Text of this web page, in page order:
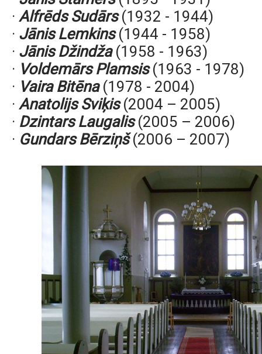
· Alfrēds Sudārs(1932 - 1944)
· Jānis Lemkins(1944 - 1958)
· Jānis Džindža(1958 - 1963)
· Voldemārs Plamsis(1963 - 1978)
· Vaira Bitēna (1978 - 2004)
· Anatolijs Sviķis(2004 – 2005)
· Dzintars Laugalis(2005 – 2006)
· GundarsBērziņš(2006 – 2007)